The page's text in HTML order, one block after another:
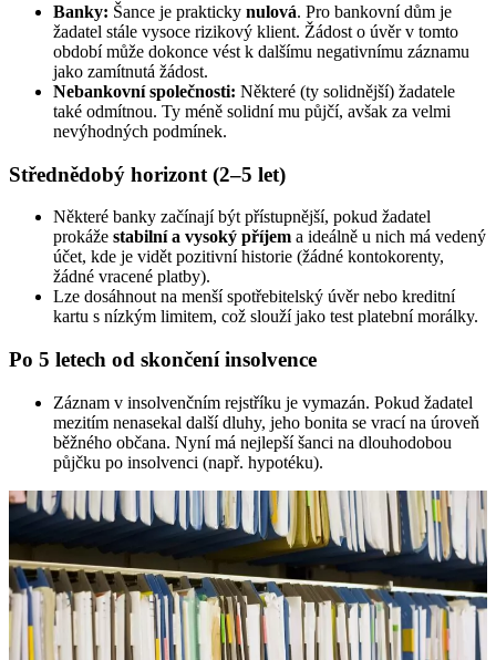
Banky: Šance je prakticky nulová. Pro bankovní dům je
žadatel stále vysoce rizikový klient. Žádost o úvěr v tomto
období může dokonce vést k dalšímu negativnímu záznamu
jako zamítnutá žádost.
Nebankovní společnosti: Některé (ty solidnější) žadatele
také odmítnou. Ty méně solidní mu půjčí, avšak za velmi
nevýhodných podmínek.
Střednědobý horizont (2–5 let)
Některé banky začínají být přístupnější, pokud žadatel
prokáže stabilní a vysoký příjem a ideálně u nich má vedený
účet, kde je vidět pozitivní historie (žádné kontokorenty,
žádné vracené platby).
Lze dosáhnout na menší spotřebitelský úvěr nebo kreditní
kartu s nízkým limitem, což slouží jako test platební morálky.
Po 5 letech od skončení insolvence
Záznam v insolvenčním rejstříku je vymazán. Pokud žadatel
mezitím nenasekal další dluhy, jeho bonita se vrací na úroveň
běžného občana. Nyní má nejlepší šanci na dlouhodobou
půjčku po insolvenci (např. hypotéku).